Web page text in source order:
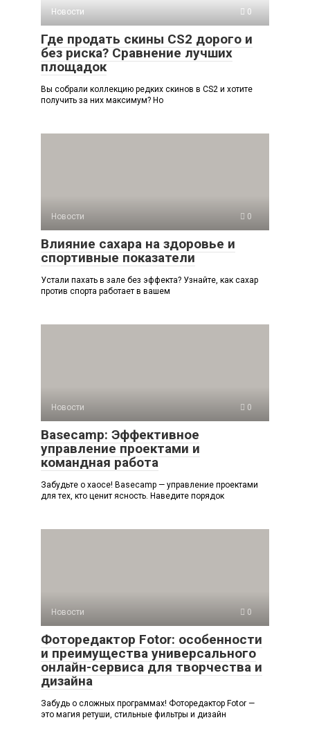
Новости
0
Где продать скины CS2 дорого и
без риска? Сравнение лучших
площадок
Вы собрали коллекцию редких скинов в CS2 и хотите
получить за них максимум? Но
Новости 0
Влияние сахара на здоровье и
спортивные показатели
Устали пахать в зале без эффекта? Узнайте, как сахар
против спорта работает в вашем
Новости 0
Basecamp: Эффективное
управление проектами и
командная работа
Забудьте о хаосе! Basecamp — управление проектами
для тех, кто ценит ясность. Наведите порядок
Новости 0
Фоторедактор Fotor: особенности
и преимущества универсального
онлайн-сервиса для творчества и
дизайна
Забудь о сложных программах! Фоторедактор Fotor —
это магия ретуши, стильные фильтры и дизайн